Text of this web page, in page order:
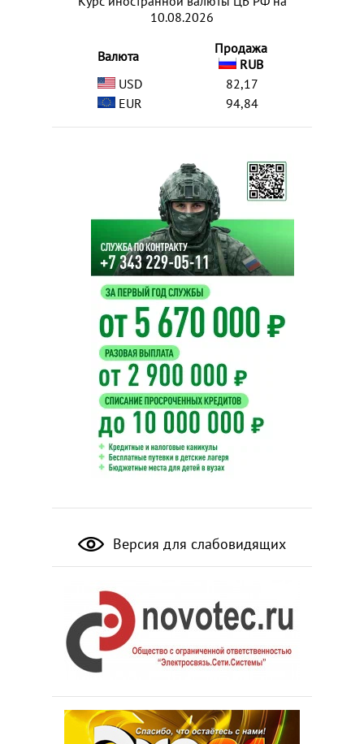
10.08.2026
Валюта
Продажа
RUB
USD
82,17
EUR
94,84
Версия для слабовидящих